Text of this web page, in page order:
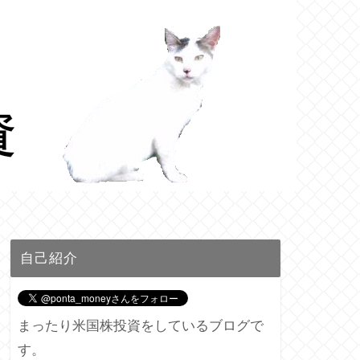
自己紹介
まったり米国株投資をしているブログで
す。